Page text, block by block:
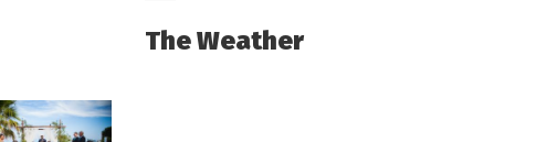
The Weather